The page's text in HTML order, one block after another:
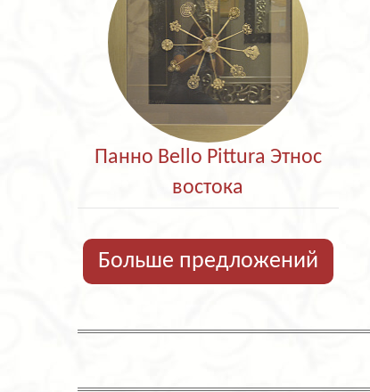
Панно Bello Pittura Этнос
востока
Больше предложений